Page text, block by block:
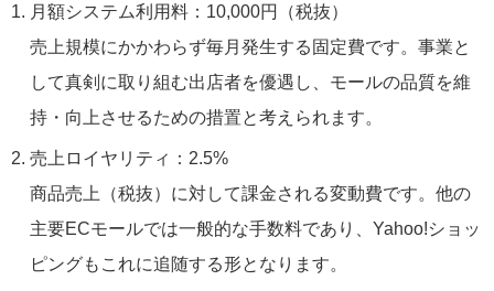
月額システム利用料：10,000円（税抜）
売上規模にかかわらず毎月発生する固定費です。事業と
して真剣に取り組む出店者を優遇し、モールの品質を維
持・向上させるための措置と考えられます。
売上ロイヤリティ：2.5%
商品売上（税抜）に対して課金される変動費です。他の
主要ECモールでは一般的な手数料であり、Yahoo!ショッ
ピングもこれに追随する形となります。